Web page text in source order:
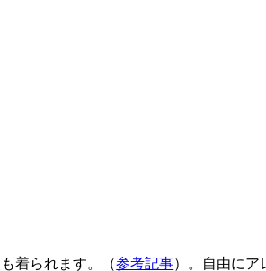
着られます。（参考記事）。自由にア